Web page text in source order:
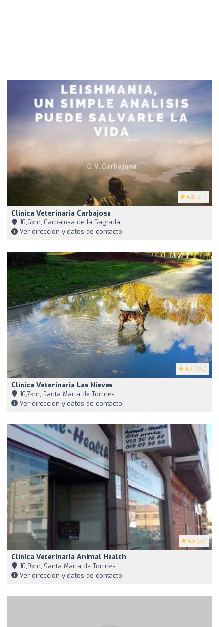
4.8 (211)
Clínica Veterinaria Carbajosa
16,6km, Carbajosa de la Sagrada
Ver dirección y datos de contacto
4.7 (190)
Clínica Veterinaria Las Nieves
16,7km, Santa Marta de Tormes
Ver dirección y datos de contacto
4.5 (53)
Clínica Veterinaria Animal Health
16,9km, Santa Marta de Tormes
Ver dirección y datos de contacto